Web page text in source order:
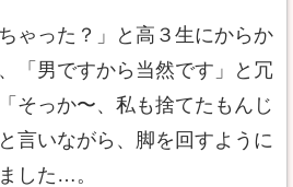
ゃった？」と高３生にからか
「男ですから当然です」と冗
そっか〜、私も捨てたもんじ
言いながら、脚を回すように
した…。